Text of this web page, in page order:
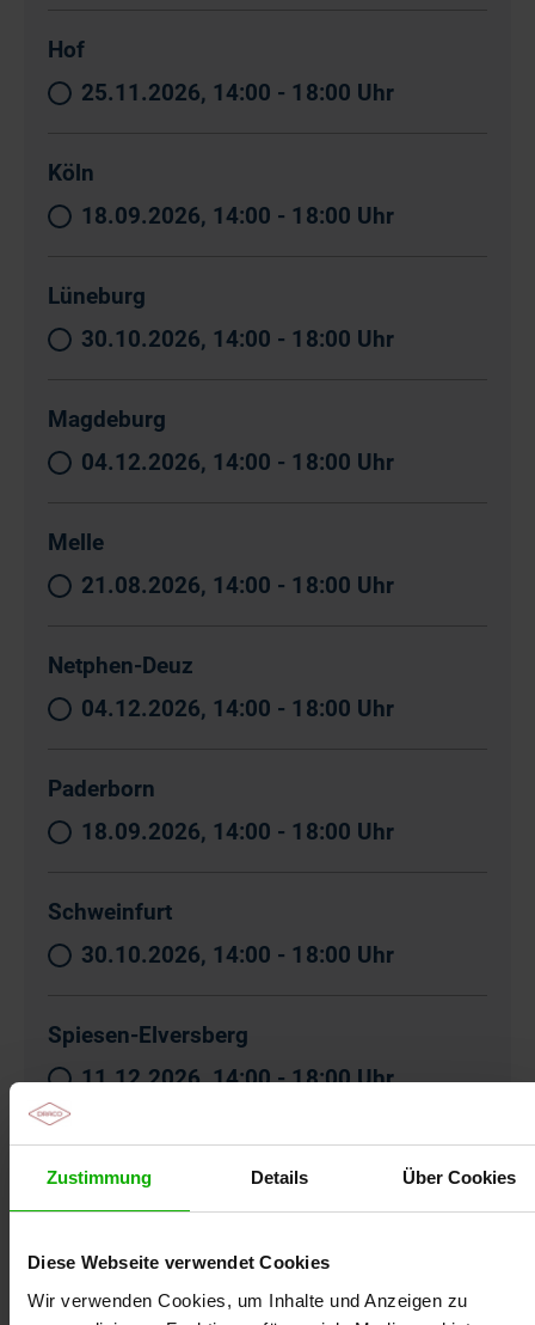
Zustimmung Details Über Cookies
Diese Webseite verwendet Cookies
Wir verwenden Cookies, um Inhalte und Anzeigen zu
Hof
25.11.2026, 14:00 - 18:00 Uhr
Köln
18.09.2026, 14:00 - 18:00 Uhr
Lüneburg
30.10.2026, 14:00 - 18:00 Uhr
Magdeburg
04.12.2026, 14:00 - 18:00 Uhr
Melle
21.08.2026, 14:00 - 18:00 Uhr
Netphen-Deuz
04.12.2026, 14:00 - 18:00 Uhr
Paderborn
18.09.2026, 14:00 - 18:00 Uhr
Schweinfurt
30.10.2026, 14:00 - 18:00 Uhr
Spiesen-Elversberg
11.12.2026, 14:00 - 18:00 Uhr